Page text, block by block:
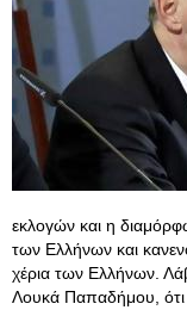
εκλογών και η
των Ελλήνων και
χέρια των Ελλήνων.
Λουκά Παπαδήμου, ότι